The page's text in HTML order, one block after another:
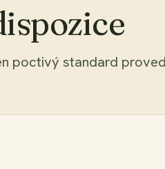
poctivý standard